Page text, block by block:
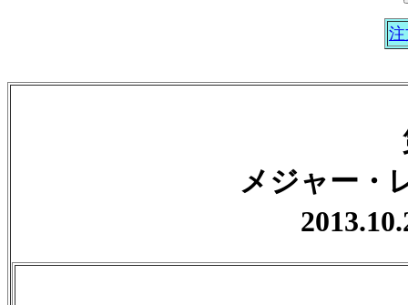
メジャー・